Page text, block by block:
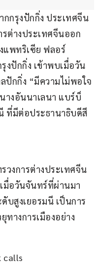
กกรุงปักกิ่ง ประเทศจีน
รต่างประเทศจีนออก
แพทริเซีย ฟลอร์
งปักกิ่ง เข้าพบเมื่อวัน
ปักกิ่ง “มีความไม่พอใจ
างอันนาเลนา แบร์บ็
ที่มีต่อประธานาธิบดีสี
วงการต่างประเทศจีน
มื่อวันจันทร์ที่ผ่านมา
บสูงเยอรมนี เป็นการ
ทางการเมืองอย่าง
calls